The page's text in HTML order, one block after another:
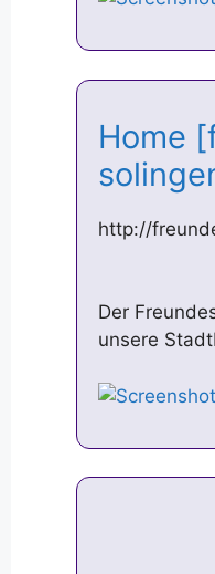
Home
http://
Der
unsere